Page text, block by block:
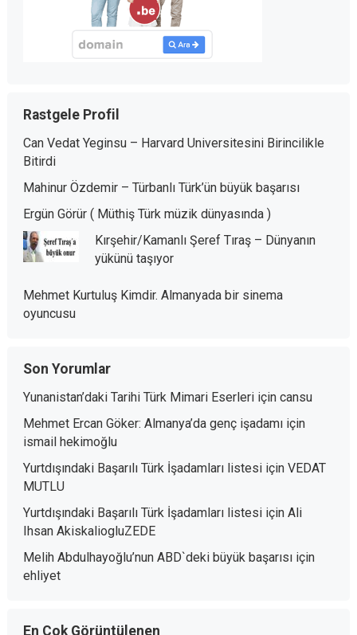
Rastgele Profil
Can Vedat Yeginsu – Harvard Universitesini Birincilikle
Bitirdi
Mahinur Özdemir – Türbanlı Türk’ün büyük başarısı
Ergün Görür ( Müthiş Türk müzik dünyasında )
Kırşehir/Kamanlı Şeref Tıraş – Dünyanın
yükünü taşıyor
Mehmet Kurtuluş Kimdir. Almanyada bir sinema
oyuncusu
Son Yorumlar
Yunanistan’daki Tarihi Türk Mimari Eserleriiçin cansu
Mehmet Ercan Göker: Almanya’da genç işadamıiçin
ismail hekimoğlu
Yurtdışındaki Başarılı Türk İşadamları listesiiçin VEDAT
MUTLU
Yurtdışındaki Başarılı Türk İşadamları listesiiçin Ali
Ihsan AkiskaliogluZEDE
Melih Abdulhayoğlu’nun ABD`deki büyük başarısıiçin
ehliyet
En Çok Görüntülenen